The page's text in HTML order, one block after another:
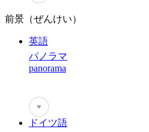
前景（ぜんけい）
英語
パノラマ
panorama
♥
ドイツ語